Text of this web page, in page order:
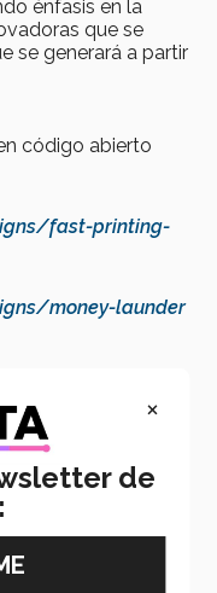
énfasis en la
que se
se generará a partir
código abierto
fast-printing-
money-launder
×
de